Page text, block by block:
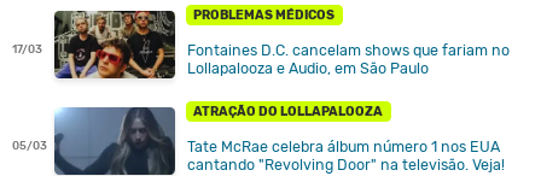
17/03
PROBLEMAS MÉDICOS
Fontaines D.C. cancelam shows que fariam no
Lollapalooza e Audio, em São Paulo
05/03
ATRAÇÃO DO LOLLAPALOOZA
Tate McRae celebra álbum número 1 nos EUA
cantando "Revolving Door" na televisão. Veja!